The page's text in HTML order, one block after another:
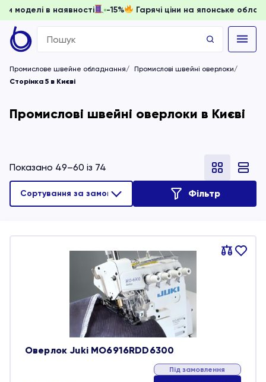
доки моделі в наявності -15% Гарячі ціни на
Search
for:
Промислове швейне обладнання
Промислові швейні оверлоки
Сторінка 5 в Києві
Промислові швейні оверлоки в Києві
Показано 49–60 із 74
Фільтр
Порівняти
В
Оверлок Juki MO6916RDD6300
Під замовлення